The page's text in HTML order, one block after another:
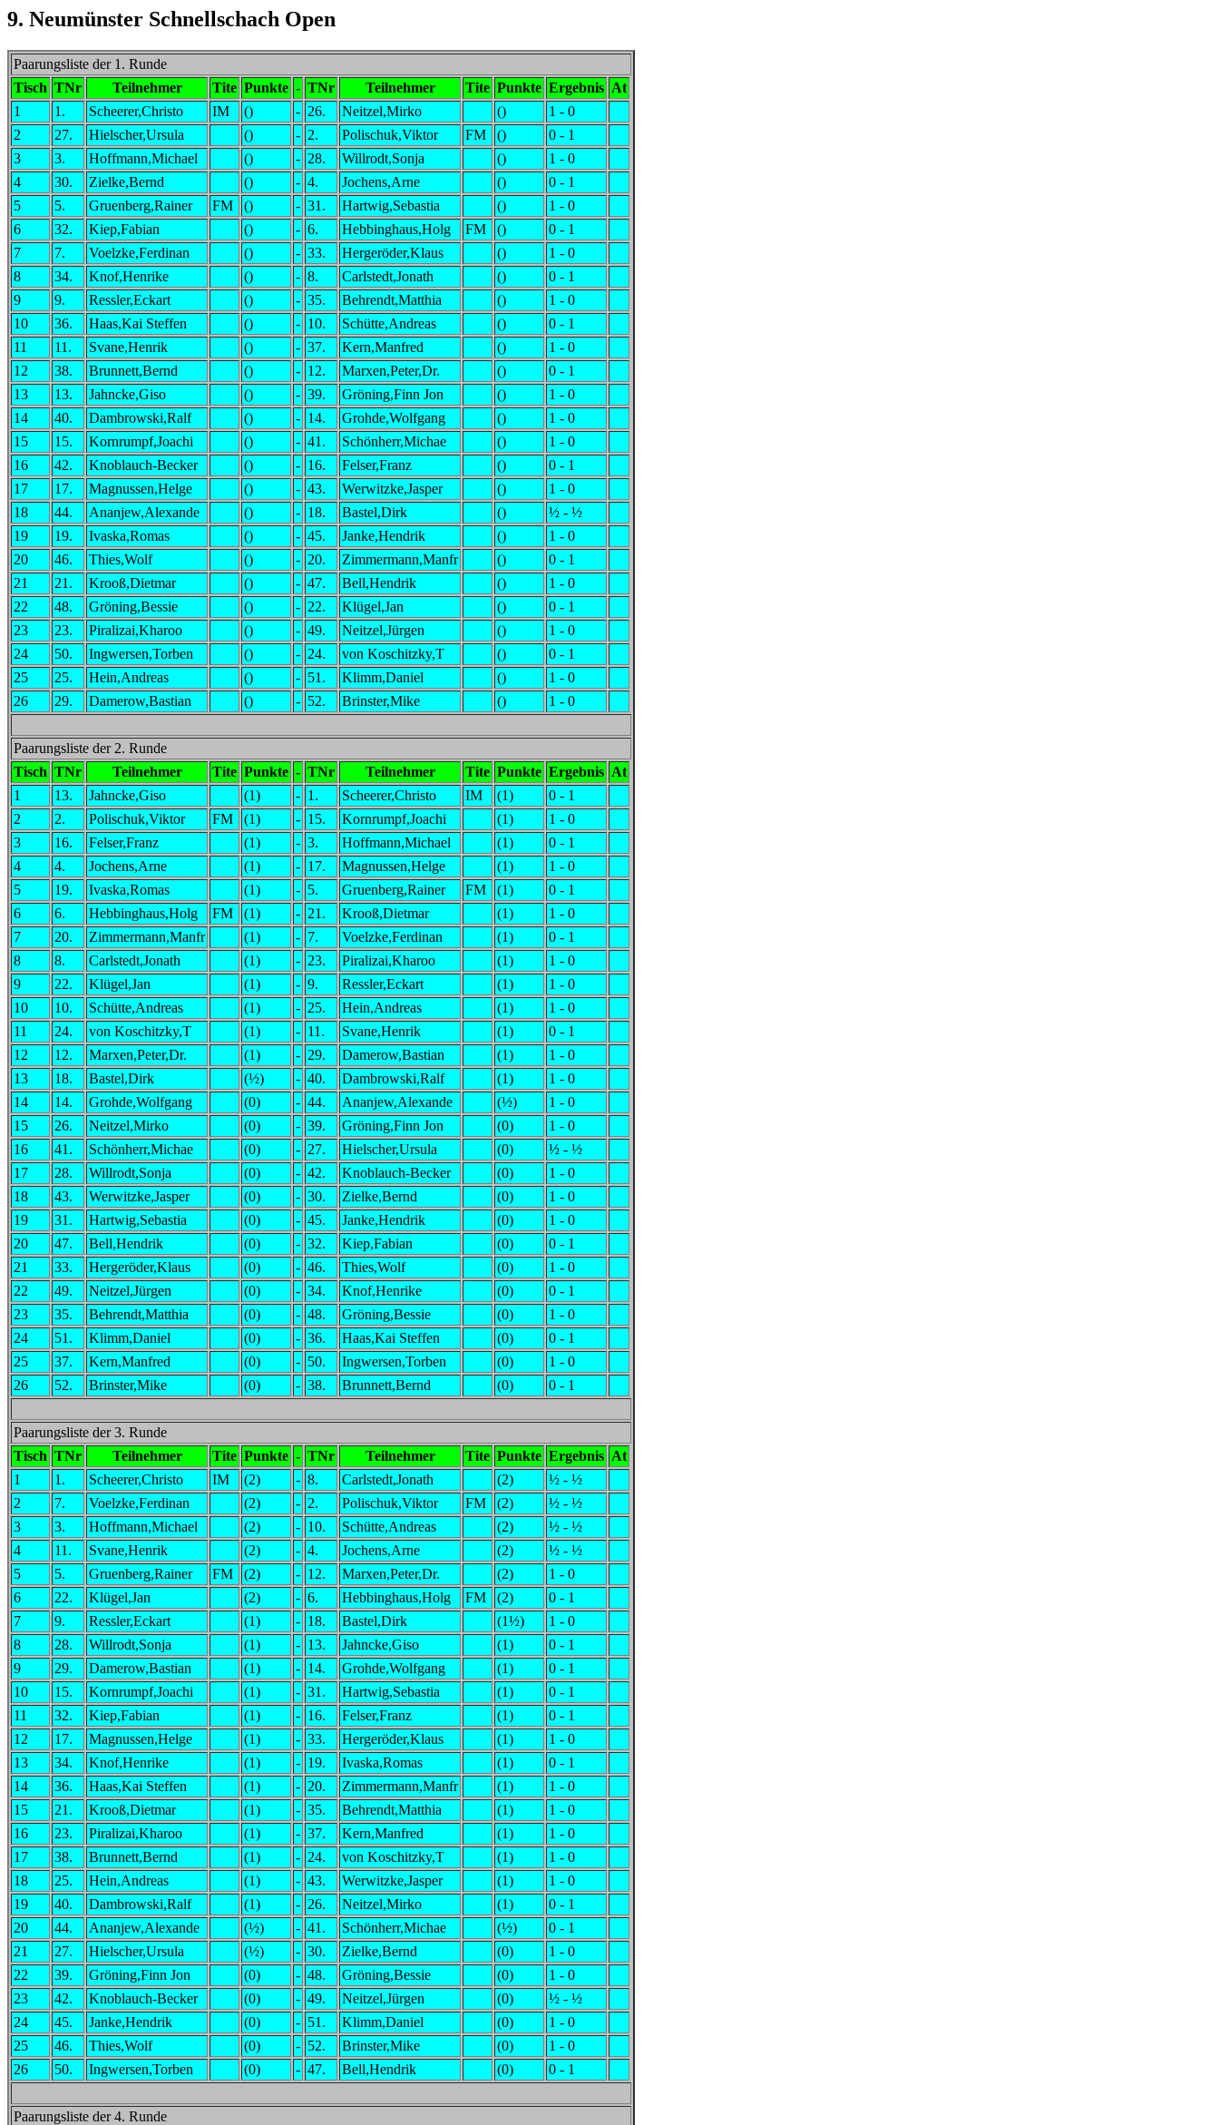
9. Neumünster Schnellschach Open
Paarungsliste der 1. Runde
Tisch TNr Teilnehmer Tite Punkte - TNr Teilnehmer Tite Punkte Ergebnis At
1
1. Scheerer,Christo IM () - 26. Neitzel,Mirko ()
1 - 0
2
27. Hielscher,Ursula () - 2. Polischuk,Viktor FM ()
0 - 1
3
3. Hoffmann,Michael () - 28. Willrodt,Sonja ()
1 - 0
4
30. Zielke,Bernd () - 4. Jochens,Arne ()
0 - 1
5
5. Gruenberg,Rainer FM () - 31. Hartwig,Sebastia ()
1 - 0
6
32. Kiep,Fabian () - 6. Hebbinghaus,Holg FM ()
0 - 1
7
7. Voelzke,Ferdinan () - 33. Hergeröder,Klaus ()
1 - 0
8
34. Knof,Henrike () - 8. Carlstedt,Jonath ()
0 - 1
9
9. Ressler,Eckart () - 35. Behrendt,Matthia ()
1 - 0
10
36. Haas,Kai Steffen () - 10. Schütte,Andreas ()
0 - 1
11
11. Svane,Henrik () - 37. Kern,Manfred ()
1 - 0
12
38. Brunnett,Bernd () - 12. Marxen,Peter,Dr. ()
0 - 1
13
13. Jahncke,Giso () - 39. Gröning,Finn Jon ()
1 - 0
14
40. Dambrowski,Ralf () - 14. Grohde,Wolfgang ()
1 - 0
15
15. Kornrumpf,Joachi () - 41. Schönherr,Michae ()
1 - 0
16
42. Knoblauch-Becker () - 16. Felser,Franz ()
0 - 1
17
17. Magnussen,Helge () - 43. Werwitzke,Jasper ()
1 - 0
18
44. Ananjew,Alexande () - 18. Bastel,Dirk ()
½ - ½
19
19. Ivaska,Romas () - 45. Janke,Hendrik ()
1 - 0
20
46. Thies,Wolf () - 20. Zimmermann,Manfr ()
0 - 1
21
21. Krooß,Dietmar () - 47. Bell,Hendrik ()
1 - 0
22
48. Gröning,Bessie () - 22. Klügel,Jan ()
0 - 1
23
23. Piralizai,Kharoo () - 49. Neitzel,Jürgen ()
1 - 0
24
50. Ingwersen,Torben () - 24. von Koschitzky,T ()
0 - 1
25
25. Hein,Andreas () - 51. Klimm,Daniel ()
1 - 0
26
29. Damerow,Bastian () - 52. Brinster,Mike () 1 - 0
Paarungsliste der 2. Runde
Tisch TNr Teilnehmer Tite Punkte - TNr Teilnehmer Tite Punkte Ergebnis At
1
13. Jahncke,Giso (1) - 1. Scheerer,Christo IM (1)
0 - 1
2
2. Polischuk,Viktor FM (1) - 15. Kornrumpf,Joachi (1)
1 - 0
3
16. Felser,Franz (1) - 3. Hoffmann,Michael (1)
0 - 1
4
4. Jochens,Arne (1) - 17. Magnussen,Helge (1)
1 - 0
5
19. Ivaska,Romas (1) - 5. Gruenberg,Rainer FM (1)
0 - 1
6
6. Hebbinghaus,Holg FM (1) - 21. Krooß,Dietmar (1)
1 - 0
7
20. Zimmermann,Manfr (1) - 7. Voelzke,Ferdinan (1)
0 - 1
8
8. Carlstedt,Jonath (1) - 23. Piralizai,Kharoo (1)
1 - 0
9
22. Klügel,Jan (1) - 9. Ressler,Eckart (1)
1 - 0
10
10. Schütte,Andreas (1) - 25. Hein,Andreas (1)
1 - 0
11
24. von Koschitzky,T (1) - 11. Svane,Henrik (1)
0 - 1
12
12. Marxen,Peter,Dr. (1) - 29. Damerow,Bastian (1)
1 - 0
13
18. Bastel,Dirk (½) - 40. Dambrowski,Ralf (1)
1 - 0
14
14. Grohde,Wolfgang (0) - 44. Ananjew,Alexande (½)
1 - 0
15
26. Neitzel,Mirko (0) - 39. Gröning,Finn Jon (0)
1 - 0
16
41. Schönherr,Michae (0) - 27. Hielscher,Ursula (0)
½ - ½
17
28. Willrodt,Sonja (0) - 42. Knoblauch-Becker (0)
1 - 0
18
43. Werwitzke,Jasper (0) - 30. Zielke,Bernd (0)
1 - 0
19
31. Hartwig,Sebastia (0) - 45. Janke,Hendrik (0)
1 - 0
20
47. Bell,Hendrik (0) - 32. Kiep,Fabian (0)
0 - 1
21
33. Hergeröder,Klaus (0) - 46. Thies,Wolf (0)
1 - 0
22
49. Neitzel,Jürgen (0) - 34. Knof,Henrike (0)
0 - 1
23
35. Behrendt,Matthia (0) - 48. Gröning,Bessie (0)
1 - 0
24
51. Klimm,Daniel (0) - 36. Haas,Kai Steffen (0)
0 - 1
25
37. Kern,Manfred (0) - 50. Ingwersen,Torben (0)
1 - 0
26
52. Brinster,Mike (0) - 38. Brunnett,Bernd (0) 0 - 1
Paarungsliste der 3. Runde
Tisch TNr Teilnehmer Tite Punkte - TNr Teilnehmer Tite Punkte Ergebnis At
1
1. Scheerer,Christo IM (2) - 8. Carlstedt,Jonath (2)
½ - ½
2
7. Voelzke,Ferdinan (2) - 2. Polischuk,Viktor FM (2)
½ - ½
3
3. Hoffmann,Michael (2) - 10. Schütte,Andreas (2)
½ - ½
4
11. Svane,Henrik (2) - 4. Jochens,Arne (2)
½ - ½
5
5. Gruenberg,Rainer FM (2) - 12. Marxen,Peter,Dr. (2)
1 - 0
6
22. Klügel,Jan (2) - 6. Hebbinghaus,Holg FM (2)
0 - 1
7
9. Ressler,Eckart (1) - 18. Bastel,Dirk (1½)
1 - 0
8
28. Willrodt,Sonja (1) - 13. Jahncke,Giso (1)
0 - 1
9
29. Damerow,Bastian (1) - 14. Grohde,Wolfgang (1)
0 - 1
10
15. Kornrumpf,Joachi (1) - 31. Hartwig,Sebastia (1)
0 - 1
11
32. Kiep,Fabian (1) - 16. Felser,Franz (1)
0 - 1
12
17. Magnussen,Helge (1) - 33. Hergeröder,Klaus (1)
1 - 0
13
34. Knof,Henrike (1) - 19. Ivaska,Romas (1)
0 - 1
14
36. Haas,Kai Steffen (1) - 20. Zimmermann,Manfr (1)
1 - 0
15
21. Krooß,Dietmar (1) - 35. Behrendt,Matthia (1)
1 - 0
16
23. Piralizai,Kharoo (1) - 37. Kern,Manfred (1)
1 - 0
17
38. Brunnett,Bernd (1) - 24. von Koschitzky,T (1)
1 - 0
18
25. Hein,Andreas (1) - 43. Werwitzke,Jasper (1)
1 - 0
19
40. Dambrowski,Ralf (1) - 26. Neitzel,Mirko (1)
0 - 1
20
44. Ananjew,Alexande (½) - 41. Schönherr,Michae (½)
0 - 1
21
27. Hielscher,Ursula (½) - 30. Zielke,Bernd (0)
1 - 0
22
39. Gröning,Finn Jon (0) - 48. Gröning,Bessie (0)
1 - 0
23
42. Knoblauch-Becker (0) - 49. Neitzel,Jürgen (0)
½ - ½
24
45. Janke,Hendrik (0) - 51. Klimm,Daniel (0)
1 - 0
25
46. Thies,Wolf (0) - 52. Brinster,Mike (0)
1 - 0
26
50. Ingwersen,Torben (0) - 47. Bell,Hendrik (0) 0 - 1
Paarungsliste der 4. Runde